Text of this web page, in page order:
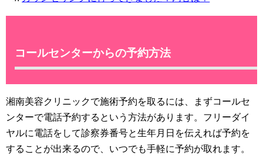
コールセンターからの予約方法
湘南美容クリニックで施術予約を取るには、まずコールセ
ンターで電話予約するという方法があります。フリーダイ
ヤルに電話をして診察券番号と生年月日を伝えれば予約を
することが出来るので、いつでも手軽に予約が取れます。